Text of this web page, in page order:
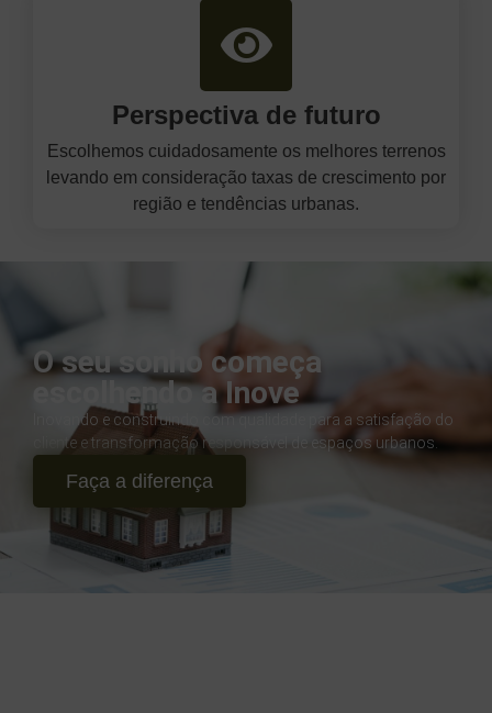
Perspectiva de futuro
Escolhemos cuidadosamente os melhores terrenos
levando em consideração taxas de crescimento por
região e tendências urbanas.
O seu sonho começa
escolhendo a Inove
Inovando e construindo com qualidade para a satisfação do
cliente e transformação responsável de espaços urbanos.
Faça a diferença